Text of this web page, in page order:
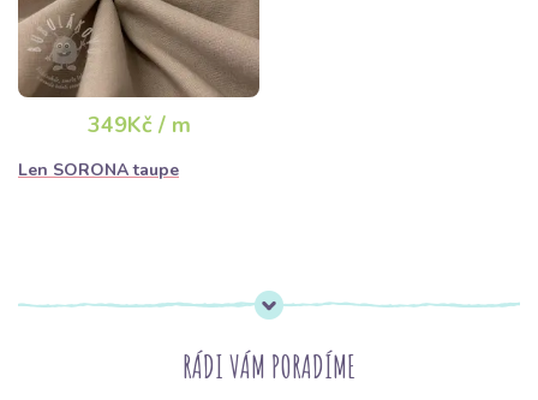
349Kč / m
Len SORONA taupe
RÁDI VÁM PORADÍME